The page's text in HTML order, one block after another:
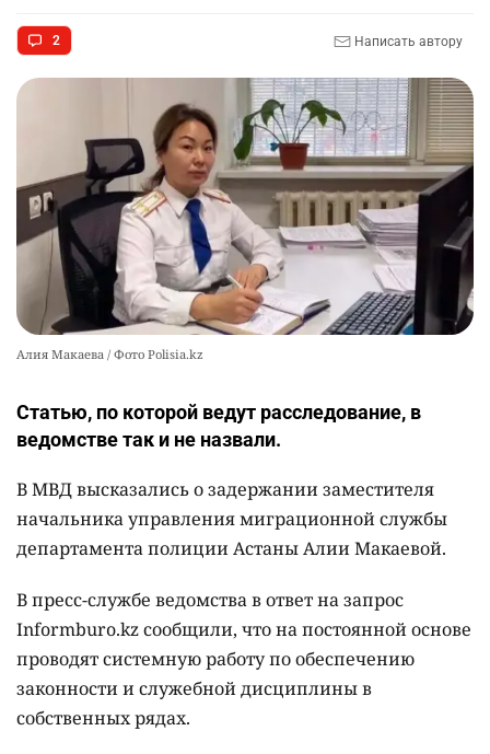
10
футбольной академии в Астане
2
2 Написать автору
Алия Макаева / Фото Polisia.kz
Статью, по которой ведут расследование, в
ведомстве так и не назвали.
В МВД высказались о задержании заместителя
начальника управления миграционной службы
департамента полиции Астаны Алии Макаевой.
В пресс-службе ведомства в ответ на запрос
Informburo.kz сообщили, что на постоянной основе
проводят системную работу по обеспечению
законности и служебной дисциплины в
собственных рядах.